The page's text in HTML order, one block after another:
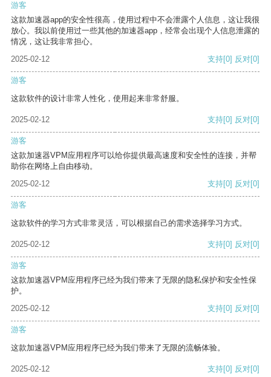
游客
这款加速器app的安全性很高，使用过程中不会泄露个人信息，这让我很
放心。我以前使用过一些其他的加速器app，经常会出现个人信息泄露的
情况，这让我非常担心。
2025-02-12
支持[0] 反对[0]
游客
这款软件的设计非常人性化，使用起来非常舒服。
2025-02-12 支持[0] 反对[0]
游客
这款加速器VPM应用程序可以给你提供最高速度和安全性的连接，并帮
助你在网络上自由移动。
2025-02-12
支持[0] 反对[0]
游客
这款软件的学习方式非常灵活，可以根据自己的需求选择学习方式。
2025-02-12 支持[0] 反对[0]
游客
这款加速器VPM应用程序已经为我们带来了无限的隐私保护和安全性保
护。
2025-02-12
支持[0] 反对[0]
游客
这款加速器VPM应用程序已经为我们带来了无限的流畅体验。
2025-02-12 支持[0] 反对[0]